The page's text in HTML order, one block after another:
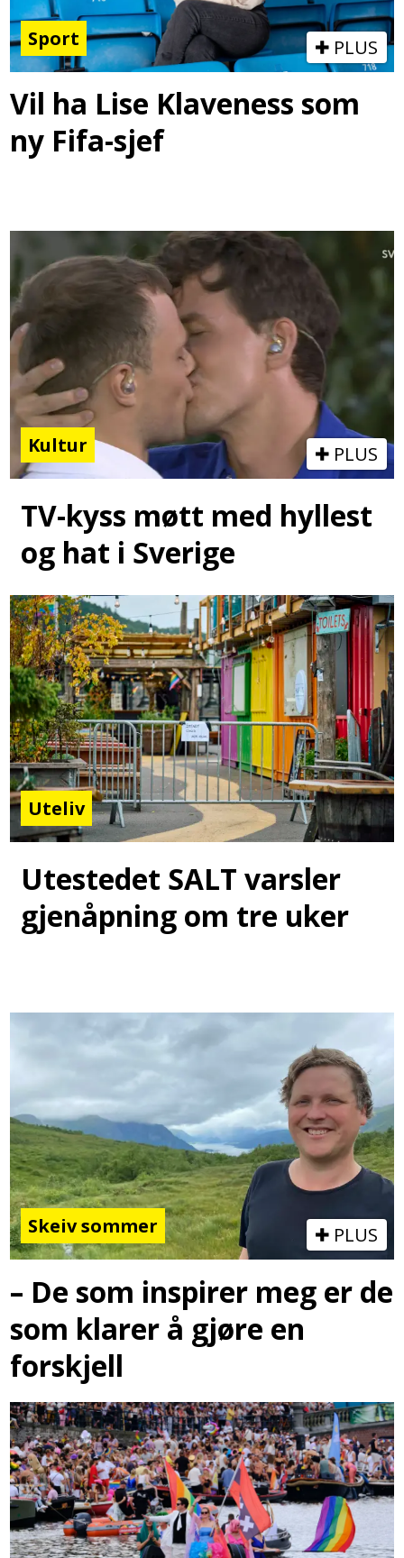
Sport PLUS
Vil ha Lise Klaveness som
ny Fifa-sjef
Kultur PLUS
TV-kyss møtt med hyllest
og hat i Sverige
Uteliv
Utestedet SALT varsler
gjenåpning om tre uker
Skeiv sommer PLUS
– De som inspirer meg er de
som klarer å gjøre en
forskjell